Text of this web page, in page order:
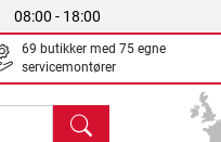
08:00 - 18:00
69 butikker med 75 egne
servicemontører
søg